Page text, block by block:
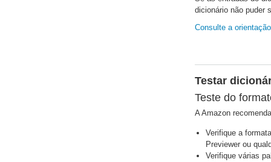
dicionário não puder
Consulte a
Testar
Teste do
A Amazon
Verifique a
Previewer ou
Verifique várias